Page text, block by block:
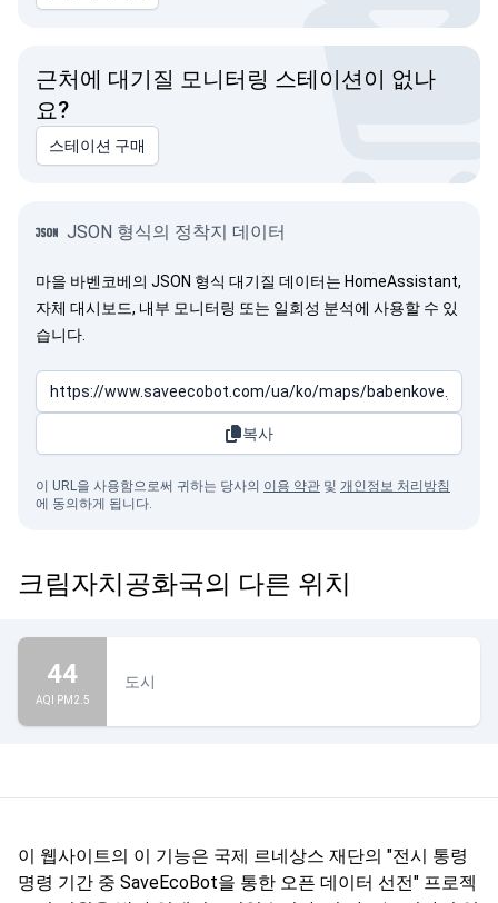
근처에 대기질 모니터링 스테이션이 없나
요?
스테이션 구매
JSON 형식의 정착지 데이터
마을 바벤코베의 JSON 형식 대기질 데이터는 HomeAssistant,
자체 대시보드, 내부 모니터링 또는 일회성 분석에 사용할 수 있
습니다.
복사
이 URL을 사용함으로써 귀하는 당사의 이용 약관 및 개인정보 처리방침
에 동의하게 됩니다.
크림자치공화국의 다른 위치
44
AQI PM2.5
도시
이 웹사이트의 이 기능은 국제 르네상스 재단의 "전시 통령
명령 기간 중 SaveEcoBot을 통한 오픈 데이터 선전" 프로젝